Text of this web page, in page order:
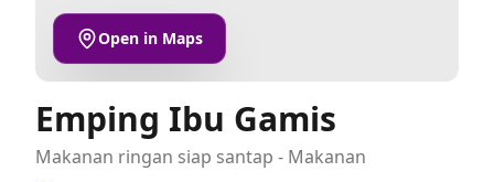
Open in Maps
Emping Ibu Gamis
Makanan ringan siap santap - Makanan